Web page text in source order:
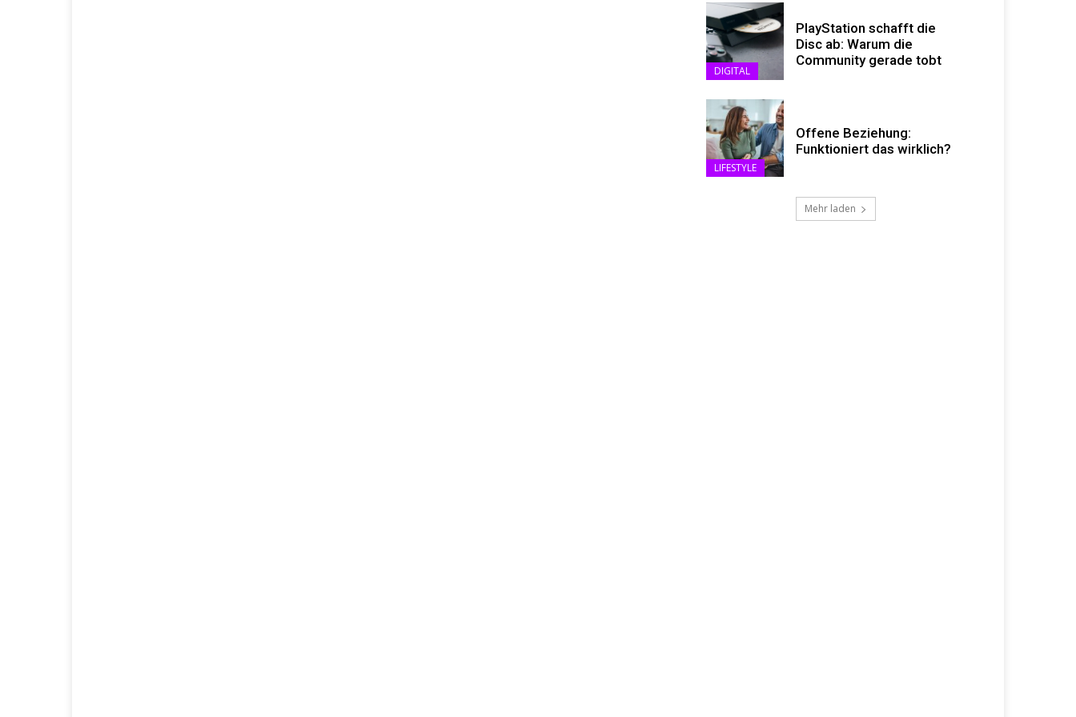
DIGITAL
PlayStation schafft die
Disc ab: Warum die
Community gerade tobt
LIFESTYLE
Offene Beziehung:
Funktioniert das wirklich?
Mehr laden